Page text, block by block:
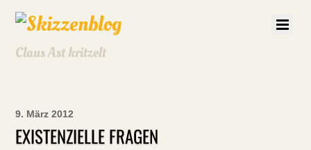
Claus Ast kritzelt
9. März 2012
EXISTENZIELLE FRAGEN